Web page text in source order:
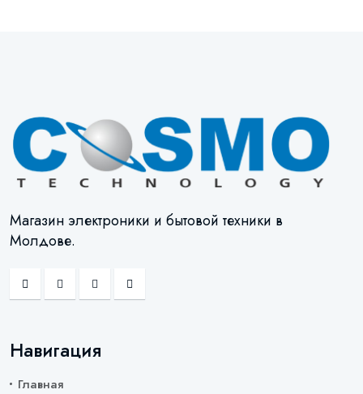
Магазин электроники и бытовой техники в
Молдове.
Навигация
Главная